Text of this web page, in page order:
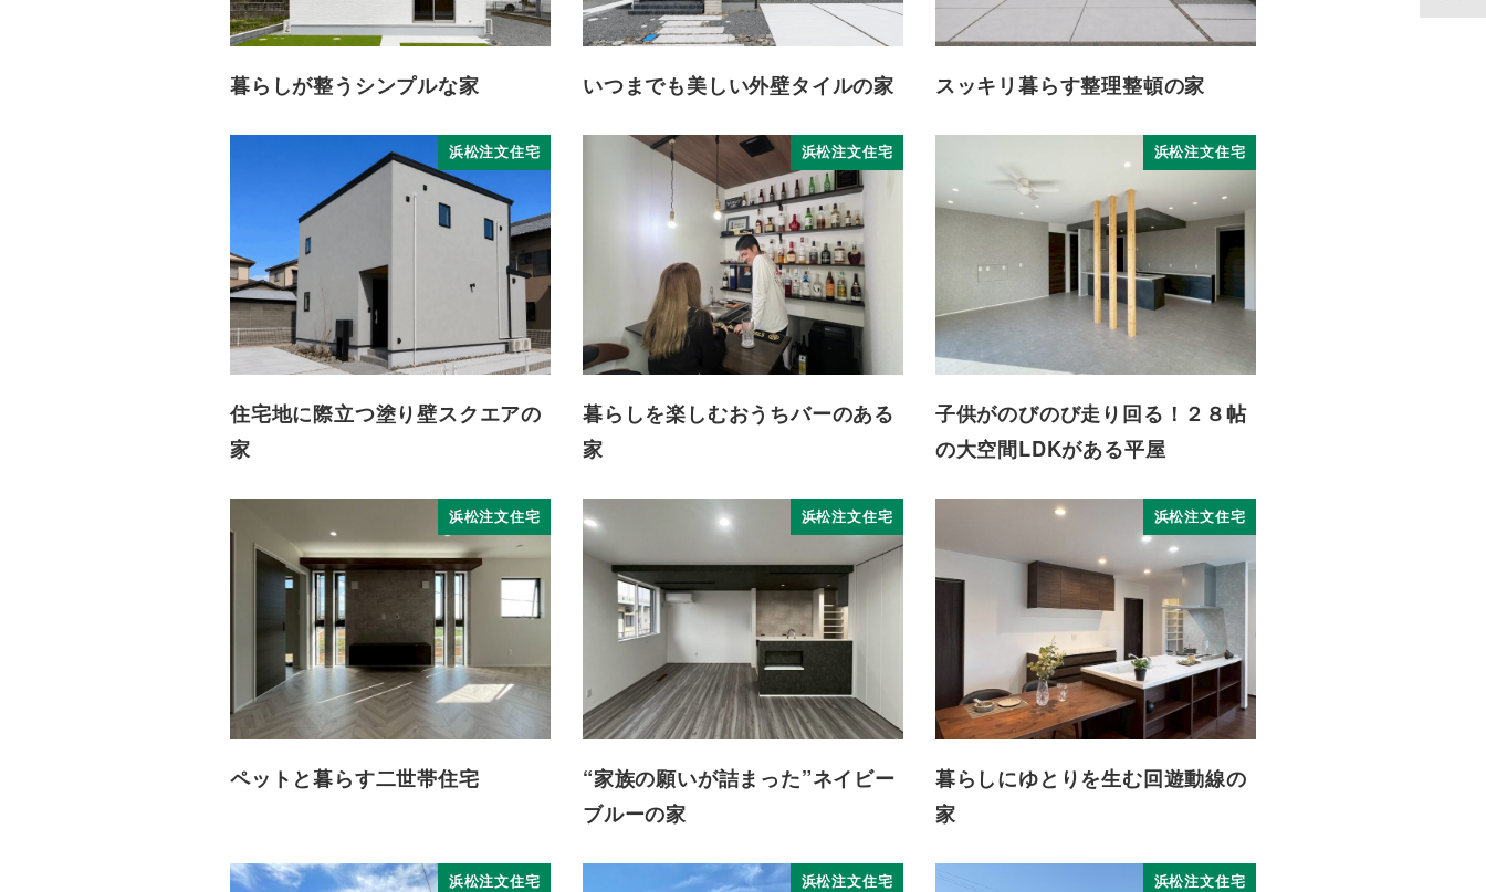
暮らしが整うシンプルな家 いつまでも美しい外壁タイルの家 スッキリ暮らす整理整頓の家
浜松注文住宅
住宅地に際立つ塗り壁スクエアの
家
浜松注文住宅
暮らしを楽しむおうちバーのある
家
浜松注文住宅
子供がのびのび走り回る！２８帖
の大空間LDKがある平屋
浜松注文住宅
ペットと暮らす二世帯住宅
浜松注文住宅
“家族の願いが詰まった”ネイビー
ブルーの家
浜松注文住宅
暮らしにゆとりを生む回遊動線の
家
浜松注文住宅 浜松注文住宅 浜松注文住宅